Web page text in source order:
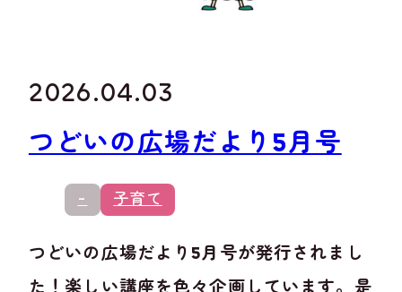
2026.04.03
つどいの広場だより5月号
- 子育て
つどいの広場だより5月号が発行されまし
た！楽しい講座を色々企画しています。是